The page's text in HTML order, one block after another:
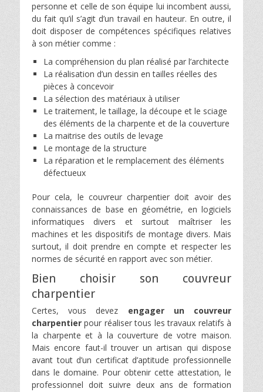
personne et celle de son équipe lui incombent aussi,
du fait qu’il s’agit d’un travail en hauteur. En outre, il
doit disposer de compétences spécifiques relatives
à son métier comme :
La compréhension du plan réalisé par l’architecte
La réalisation d’un dessin en tailles réelles des
pièces à concevoir
La sélection des matériaux à utiliser
Le traitement, le taillage, la découpe et le sciage
des éléments de la charpente et de la couverture
La maitrise des outils de levage
Le montage de la structure
La réparation et le remplacement des éléments
défectueux
Pour cela, le couvreur charpentier doit avoir des
connaissances de base en géométrie, en logiciels
informatiques divers et surtout maîtriser les
machines et les dispositifs de montage divers. Mais
surtout, il doit prendre en compte et respecter les
normes de sécurité en rapport avec son métier.
Bien choisir son couvreur
charpentier
Certes, vous devez engager un couvreur
charpentier pour réaliser tous les travaux relatifs à
la charpente et à la couverture de votre maison.
Mais encore faut-il trouver un artisan qui dispose
avant tout d’un certificat d’aptitude professionnelle
dans le domaine. Pour obtenir cette attestation, le
professionnel doit suivre deux ans de formation